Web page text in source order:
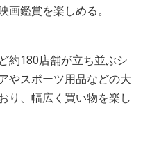
鑑賞を楽しめる。
約180店舗が立ち並ぶシ
やスポーツ用品などの大
り、幅広く買い物を楽し